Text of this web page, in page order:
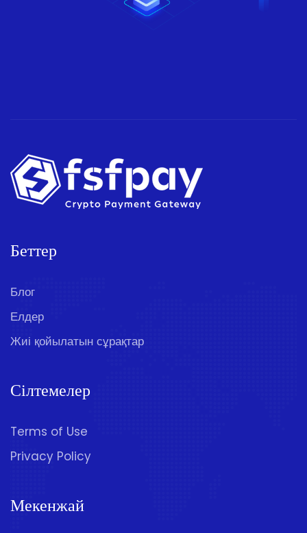
Беттер
Блог
Елдер
Жиі қойылатын сұрақтар
Сілтемелер
Terms of Use
Privacy Policy
Мекенжай